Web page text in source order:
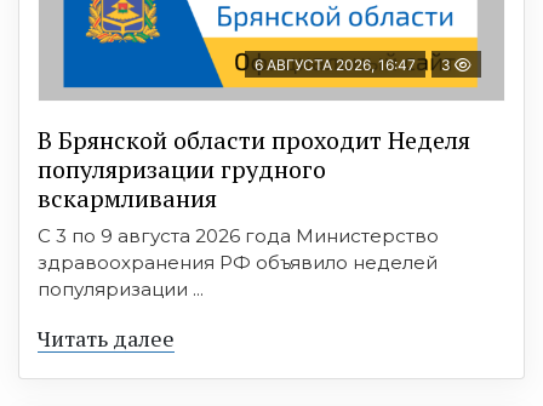
6 АВГУСТА 2026, 16:47 3
В Брянской области проходит Неделя
популяризации грудного
вскармливания
С 3 по 9 августа 2026 года Министерство
здравоохранения РФ объявило неделей
популяризации ...
Читать далее